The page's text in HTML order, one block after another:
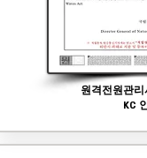
원격전원관
KC